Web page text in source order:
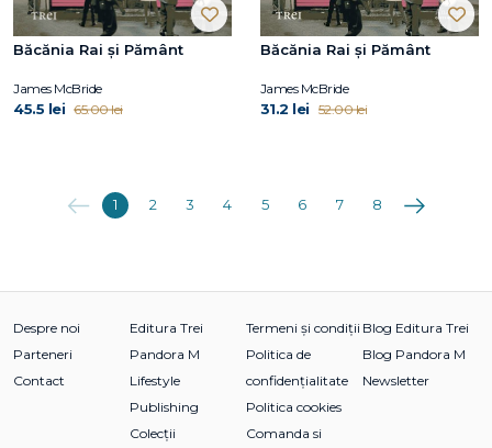
Băcănia Rai și Pământ
James McBride
45.5 lei 65.00 lei
Băcănia Rai și Pământ
James McBride
31.2 lei 52.00 lei
Anterioara
1 2 3 4 5 6 7 8 Următoarea
Despre noi
Parteneri
Contact
Editura Trei
Pandora M
Lifestyle
Publishing
Colecții
Termeni și condiții
Politica de
confidențialitate
Politica cookies
Comanda si
Blog Editura Trei
Blog Pandora M
Newsletter